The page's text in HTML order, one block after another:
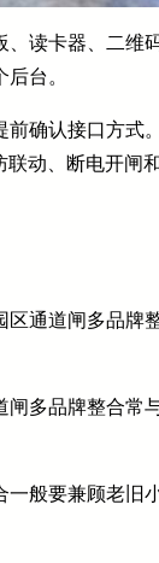
读卡器、二
台。
确认接口方式
动、断电开闸
通道闸多品牌
多品牌整合常
般要兼顾老旧